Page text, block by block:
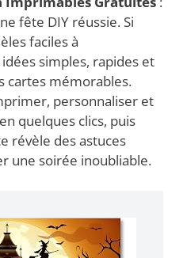
fête DIY réussie. Si
faciles à
simples, rapides et
cartes mémorables.
personnaliser et
quelques clics, puis
révèle des astuces
une soirée inoubliable.